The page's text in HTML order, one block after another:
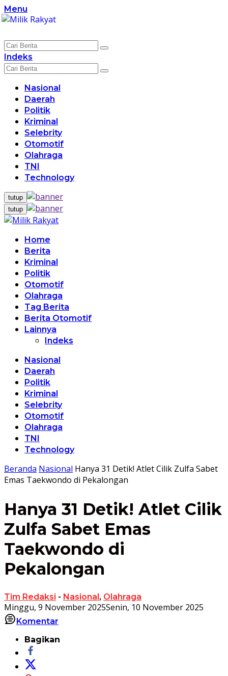
Langsung
ke
Menu
Indeks
Nasional
Daerah
Politik
Kriminal
Selebrity
Otomotif
Olahraga
TNI
Technology
tutup
tutup
Home
Berita
Kriminal
Politik
Otomotif
Olahraga
Tag Berita
Berita Otomotif
Lainnya
Indeks
Nasional
Daerah
Politik
Kriminal
Selebrity
Otomotif
Olahraga
TNI
Technology
Beranda Nasional Hanya 31 Detik! Atlet Cilik Zulfa Sabet
Emas Taekwondo di Pekalongan
Hanya 31 Detik! Atlet Cilik
Zulfa Sabet Emas
Taekwondo di
Pekalongan
Tim Redaksi - Nasional, Olahraga
Minggu, 9 November 2025Senin, 10 November 2025
Komentar
Bagikan